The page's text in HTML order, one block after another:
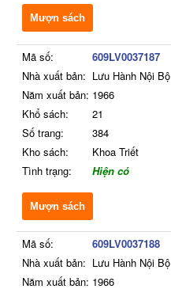
Mượn sách
Mã số:
609LV0037187
Nhà xuất bản: Lưu Hành Nội Bộ
Năm xuất bản: 1966
Khổ sách:
21
Số trang:
384
Kho sách:
Khoa Triết
Tình trạng:
Hiện có
Mượn sách
Mã số:
609LV0037188
Nhà xuất bản: Lưu Hành Nội Bộ
Năm xuất bản: 1966